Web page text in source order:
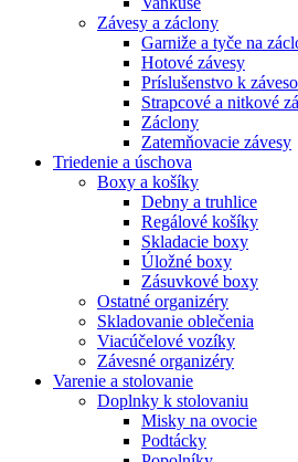
Závesy a záclony
Garniže a tyče na
Hotové závesy
Príslušenstvo k
Strapcové a nitkové
Záclony
Zatemňovacie závesy
Triedenie a úschova
Boxy a košíky
Debny a truhlice
Regálové košíky
Skladacie boxy
Úložné boxy
Zásuvkové boxy
Ostatné organizéry
Skladovanie oblečenia
Viacúčelové vozíky
Závesné organizéry
Varenie a stolovanie
Doplnky k stolovaniu
Misky na ovocie
Podtácky